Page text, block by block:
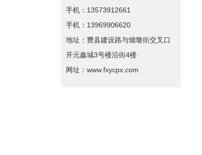
手机：13573912661
手机：13969906620
地址：费县建设路与烟墩街交叉口
开元鑫城3号楼沿街4楼
网址：www.fxycpx.com